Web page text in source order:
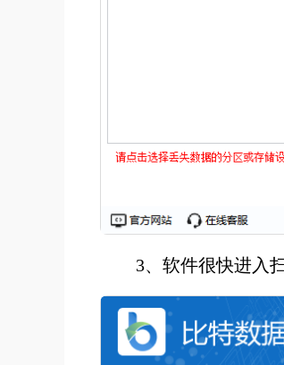
3、软件很快进入